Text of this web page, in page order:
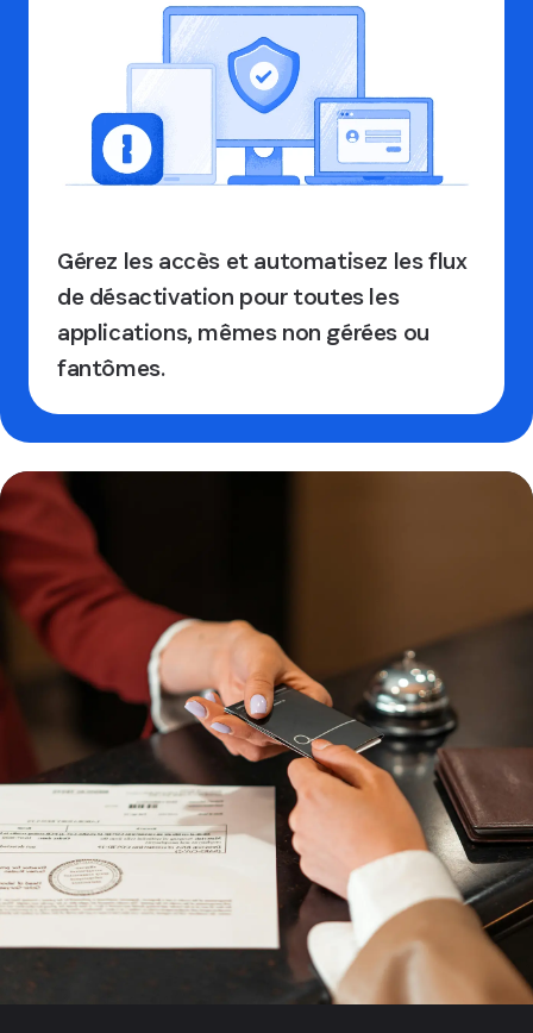
Gérez les accès et automatisez les flux
de désactivation pour toutes les
applications, mêmes non gérées ou
fantômes.